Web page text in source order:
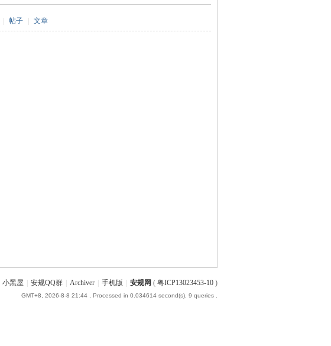
帖子 文章
小黑屋 安规QQ群 Archiver 手机版 安规网 ( 粤ICP13023453-10 )
GMT+8, 2026-8-8 21:44 , Processed in 0.034614 second(s), 9 queries .